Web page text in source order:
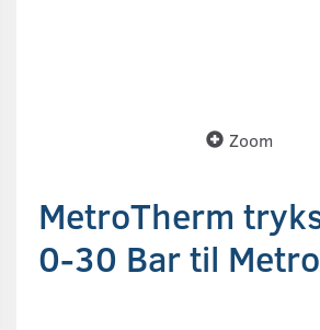
Zoom
MetroTherm
0-30 Bar til